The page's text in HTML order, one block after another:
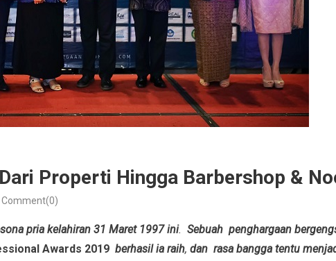
Properti Hingga Barbershop &
Comment(0)
pria kelahiran 31 Maret 1997 ini. Sebuah penghargaan
Awards 2019 berhasil ia raih, dan rasa bangga tentu